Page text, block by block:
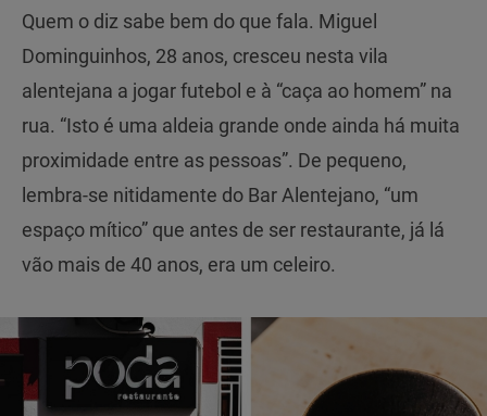
Quem o diz sabe bem do que fala. Miguel
Dominguinhos, 28 anos, cresceu nesta vila
alentejana a jogar futebol e à “caça ao homem” na
rua. “Isto é uma aldeia grande onde ainda há muita
proximidade entre as pessoas”. De pequeno,
lembra-se nitidamente do Bar Alentejano, “um
espaço mítico” que antes de ser restaurante, já lá
vão mais de 40 anos, era um celeiro.